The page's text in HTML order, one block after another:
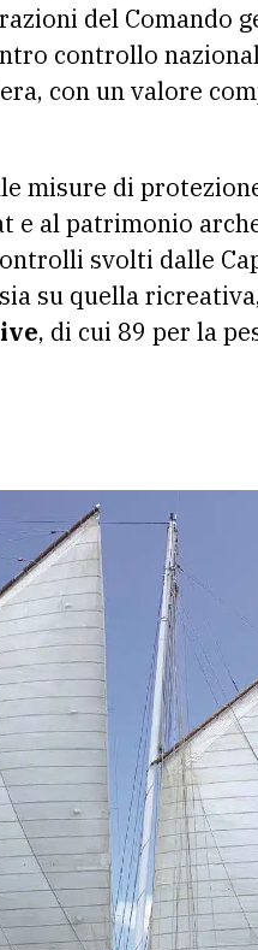
del Comando
controllo
con un valore
misure di
e al patrimonio
svolti dalle
su quella
, di cui 89 per la